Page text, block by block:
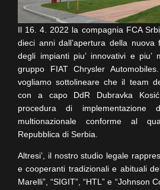
Il 16. 4. 2022 la compagnia FCA
dieci anni dall’apertura della
degli impianti piu’ innovativi e piu’
gruppo FIAT Chrysler
vogliamo sottolineare che il team
con a capo DdR Dubravka
procedura di implementazione
multionazionale conforme al
Repubblica di Serbia.
Altresi’, il nostro studio legale
e cooperanti tradizionali e abituali
Marelli”, “SIGIT”, “HTL” e “Johnson